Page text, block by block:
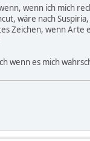
wenn ich mich
wäre nach
Zeichen, wenn Arte
wenn es mich